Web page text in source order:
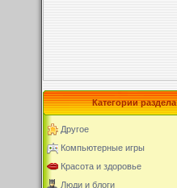
Категории раздела
Другое
Компьютерные игры
Красота и здоровье
Люди и блоги